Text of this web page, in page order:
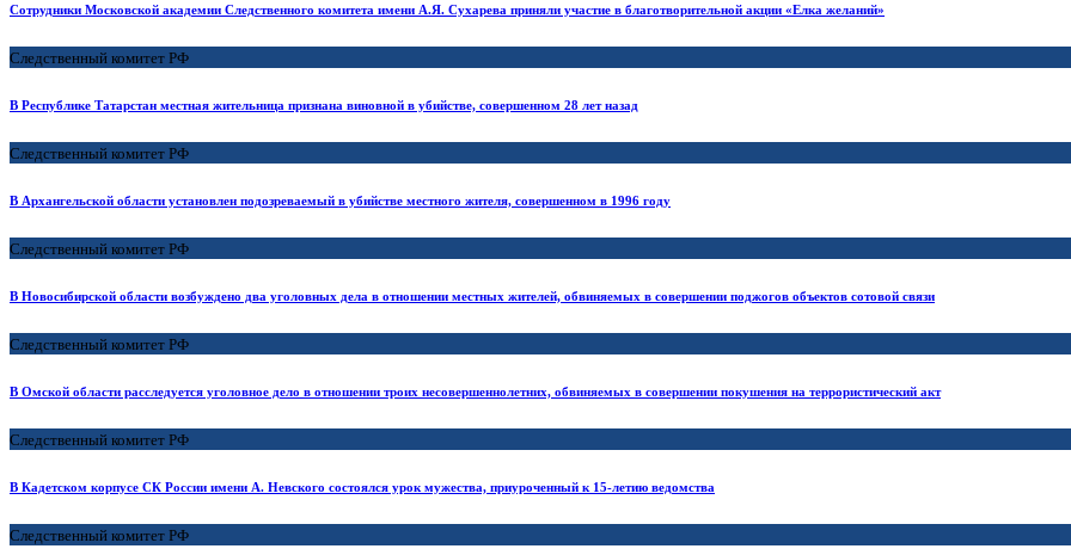
Сотрудники Московской академии Следственного комитета имени А.Я. Сухарева приняли участие в благотворительной акции «Елка желаний»
Следственный комитет РФ
В Республике Татарстан местная жительница признана виновной в убийстве, совершенном 28 лет назад
Следственный комитет РФ
В Архангельской области установлен подозреваемый в убийстве местного жителя, совершенном в 1996 году
Следственный комитет РФ
В Новосибирской области возбуждено два уголовных дела в отношении местных жителей, обвиняемых в совершении поджогов объектов сотовой связи
Следственный комитет РФ
В Омской области расследуется уголовное дело в отношении троих несовершеннолетних, обвиняемых в совершении покушения на террористический акт
Следственный комитет РФ
В Кадетском корпусе СК России имени А. Невского состоялся урок мужества, приуроченный к 15-летию ведомства
Следственный комитет РФ